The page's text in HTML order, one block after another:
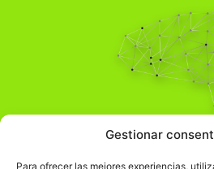
Gestionar
Para ofrecer las mejores experiencias,
Pensamiento
Comprender el mundo